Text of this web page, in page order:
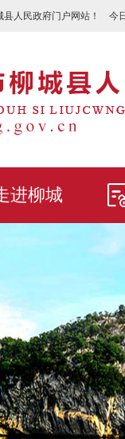
县人民政府门户网站！ 今
进柳城